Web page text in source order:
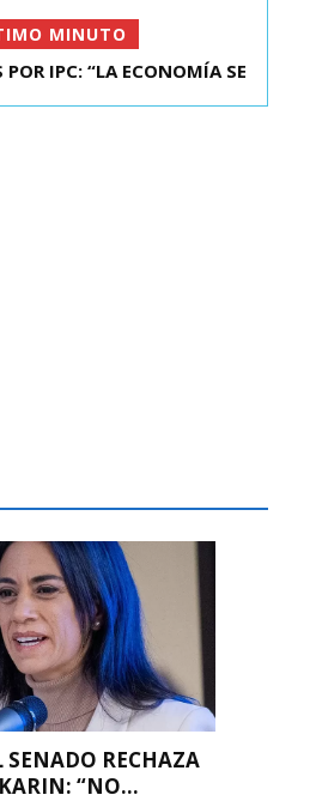
MINUTO
EL PRESIDENTE ELECTO DE
IPC: “LA ECONOMÍA SE
SENADO RECHAZA
“NO...